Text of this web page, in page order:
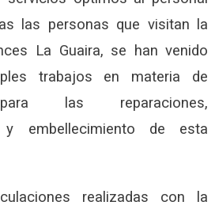
las personas que visitan la
La Guaira, se han venido
trabajos en materia de
las reparaciones,
y embellecimiento de esta
realizadas con la